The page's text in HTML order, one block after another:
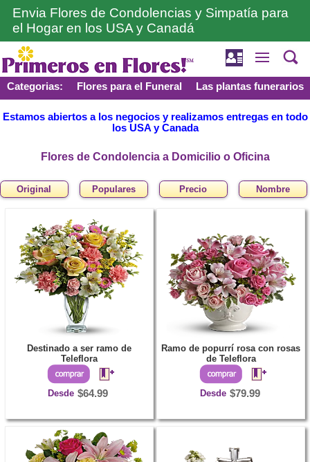
Envia Flores de Condolencias y Simpatía para
el Hogar en los USA y Canadá
Categorias: Flores para el Funeral Las plantas funerarios
Estamos abiertos a los negocios y realizamos entregas en todo
los USA y Canada
Flores de Condolencia a Domicilio o Oficina
Original Populares Precio Nombre
Destinado a ser ramo de
Teleflora
Desde $64.99
Ramo de popurrí rosa con rosas
de Teleflora
Desde $79.99